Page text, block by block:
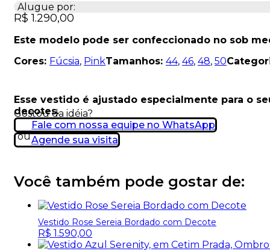
Alugue por:
R$ 1.290,00
Este modelo pode ser confeccionado no sob
Cores: Fúcsia, PinkTamanhos: 44, 46, 48, 50
Esse vestido é ajustado especialmente para o
decotes.
Gostou da idéia?
Fale com nossa equipe no WhatsApp
ouAgende sua visita
Você também pode gostar de:
Vestido Rose Sereia Bordado com Decote
R$ 1.590,00